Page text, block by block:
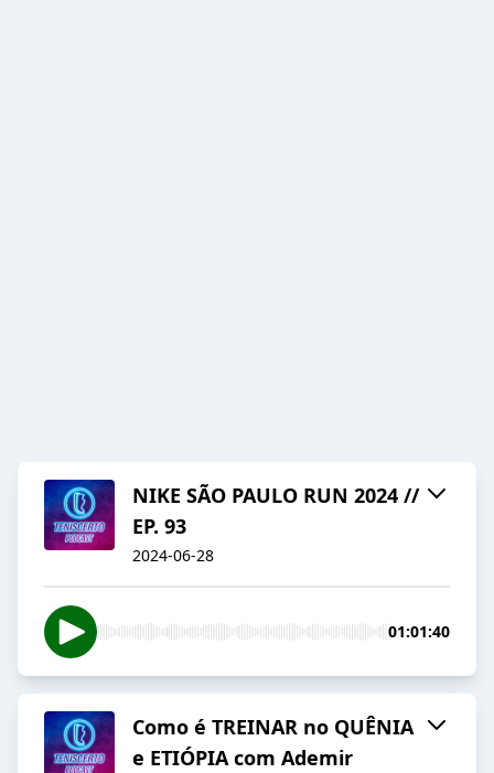
NIKE SÃO PAULO RUN 2024 //
EP. 93
2024-06-28
01:01:40
Como é TREINAR no QUÊNIA
e ETIÓPIA com Ademir